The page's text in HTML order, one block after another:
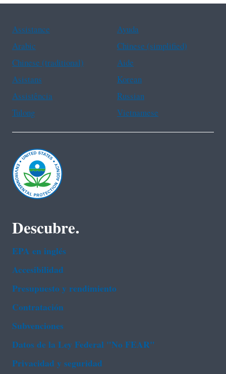
Assistance
Ayuda
Arabic
Chinese (simplified)
Chinese (traditional)
Aide
Asistans
Korean
Assistência
Russian
Tulong
Vietnamese
Descubre.
EPA en ingl‌és
Accesibilidad
Presupuesto y rendimiento
Contratación
Subvenciones
Datos de la Ley Federal "No FEAR"
Privacidad y seguridad